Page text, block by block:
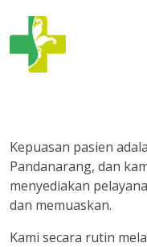
Kepuasan pasien
Pandanarang, dan
menyediakan
dan memuaskan.
Kami secara rutin